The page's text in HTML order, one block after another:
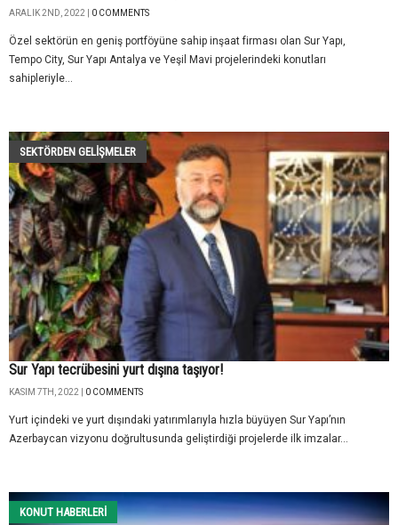
ARALIK 2ND, 2022 | 0 COMMENTS
Özel sektörün en geniş portföyüne sahip inşaat firması olan Sur Yapı,
Tempo City, Sur Yapı Antalya ve Yeşil Mavi projelerindeki konutları
sahipleriyle...
SEKTÖRDEN GELIŞMELER
Sur Yapı tecrübesini yurt dışına taşıyor!
KASIM 7TH, 2022 | 0 COMMENTS
Yurt içindeki ve yurt dışındaki yatırımlarıyla hızla büyüyen Sur Yapı’nın
Azerbaycan vizyonu doğrultusunda geliştirdiği projelerde ilk imzalar...
KONUT HABERLERI